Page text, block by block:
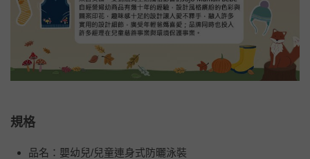
規格
品名：嬰幼兒/兒童連身式防曬泳裝